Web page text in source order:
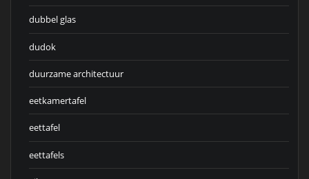
dubbel glas
dudok
duurzame architectuur
eetkamertafel
eettafel
eettafels